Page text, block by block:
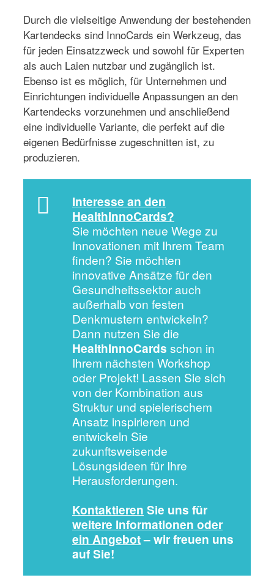
Durch die vielseitige Anwendung der bestehenden
Kartendecks sind InnoCards ein Werkzeug, das
für jeden Einsatzzweck und sowohl für Experten
als auch Laien nutzbar und zugänglich ist.
Ebenso ist es möglich, für Unternehmen und
Einrichtungen individuelle Anpassungen an den
Kartendecks vorzunehmen und anschließend
eine individuelle Variante, die perfekt auf die
eigenen Bedürfnisse zugeschnitten ist, zu
produzieren.
Interesse an den
HealthInnoCards?
Sie möchten neue Wege zu
Innovationen mit Ihrem Team
finden? Sie möchten
innovative Ansätze für den
Gesundheitssektor auch
außerhalb von festen
Denkmustern entwickeln?
Dann nutzen Sie die
HealthInnoCards schon in
Ihrem nächsten Workshop
oder Projekt! Lassen Sie sich
von der Kombination aus
Struktur und spielerischem
Ansatz inspirieren und
entwickeln Sie
zukunftsweisende
Lösungsideen für Ihre
Herausforderungen.
Kontaktieren Sie uns für
weitere Informationen oder
ein Angebot– wir freuen uns
auf Sie!